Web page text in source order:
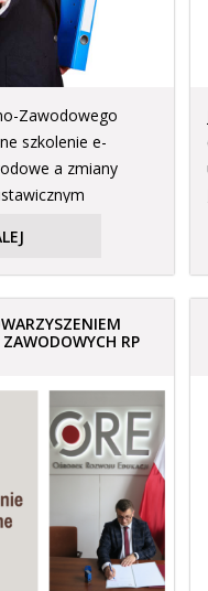
Zawodowego
szkolenie e-
a zmiany
RP